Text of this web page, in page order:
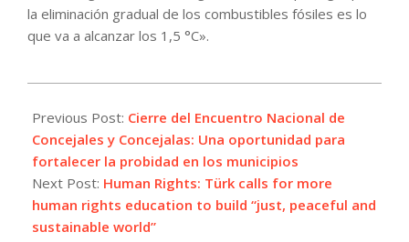
la eliminación gradual de los combustibles fósiles es lo
que va a alcanzar los 1,5 °C».
12-
04
Previous Post: Cierre del Encuentro Nacional de
Concejales y Concejalas: Una oportunidad para
fortalecer la probidad en los municipios
Next Post: Human Rights: Türk calls for more
human rights education to build “just, peaceful and
sustainable world”